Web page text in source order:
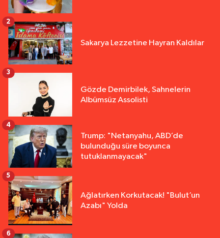
Sakarya Lezzetine Hayran Kaldılar
2
Gözde Demirbilek, Sahnelerin
Albümsüz Assolisti
3
Trump: "Netanyahu, ABD’de
bulunduğu süre boyunca
tutuklanmayacak"
4
Ağlatırken Korkutacak! "Bulut’un
Azabı" Yolda
5
6